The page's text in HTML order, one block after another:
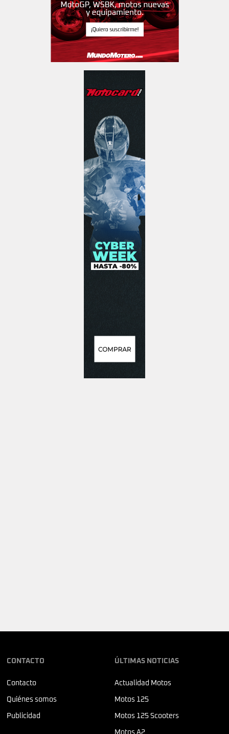
CONTACTO
Contacto
Quiénes somos
Publicidad
ÚLTIMAS NOTICIAS
Actualidad Motos
Motos 125
Motos 125 Scooters